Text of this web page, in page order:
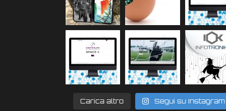
Carica altro Segui su Instagram